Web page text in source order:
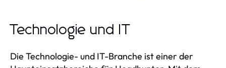
Technologie und IT
Die Technologie- und IT-Branche ist einer der